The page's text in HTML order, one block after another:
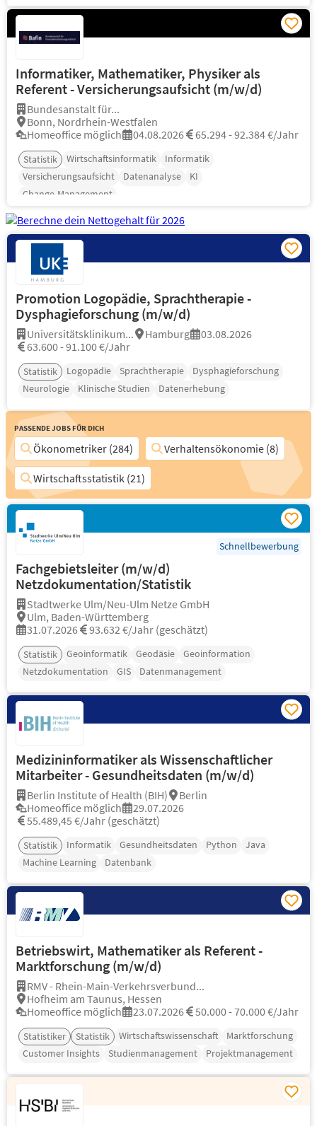
Informatiker, Mathematiker, Physiker als
Referent - Versicherungsaufsicht (m/w/d)
Bundesanstalt für...
Bonn, Nordrhein-Westfalen
Homeoffice möglich
04.08.2026 65.294 - 92.384 €/Jahr
Statistik Wirtschaftsinformatik
Informatik
Versicherungsaufsicht
Datenanalyse
KI
Change-Management
Promotion Logopädie, Sprachtherapie -
Dysphagieforschung (m/w/d)
Universitätsklinikum... Hamburg
03.08.2026
63.600 - 91.100 €/Jahr
Statistik Logopädie Sprachtherapie
Dysphagieforschung
Neurologie
Klinische Studien Datenerhebung
Passende Jobs für Dich
Ökonometriker (284)
Verhaltensökonomie (8)
Wirtschaftsstatistik (21)
Schnellbewerbung
Fachgebietsleiter (m/w/d)
Netzdokumentation/Statistik
Stadtwerke Ulm/Neu-Ulm Netze GmbH
Ulm, Baden-Württemberg
31.07.2026
93.632 €/Jahr (geschätzt)
Statistik Geoinformatik Geodäsie
Geoinformation
Netzdokumentation
GIS Datenmanagement
Medizininformatiker als Wissenschaftlicher
Mitarbeiter - Gesundheitsdaten (m/w/d)
Berlin Institute of Health (BIH)
Berlin
Homeoffice möglich
29.07.2026
55.489,45 €/Jahr (geschätzt)
Statistik Informatik Gesundheitsdaten Python
Java
Machine Learning
Datenbank
Betriebswirt, Mathematiker als Referent -
Marktforschung (m/w/d)
RMV - Rhein-Main-Verkehrsverbund...
Hofheim am Taunus, Hessen
Homeoffice möglich
23.07.2026 50.000 - 70.000 €/Jahr
Statistiker Statistik Wirtschaftswissenschaft
Marktforschung
Customer Insights
Studienmanagement Projektmanagement